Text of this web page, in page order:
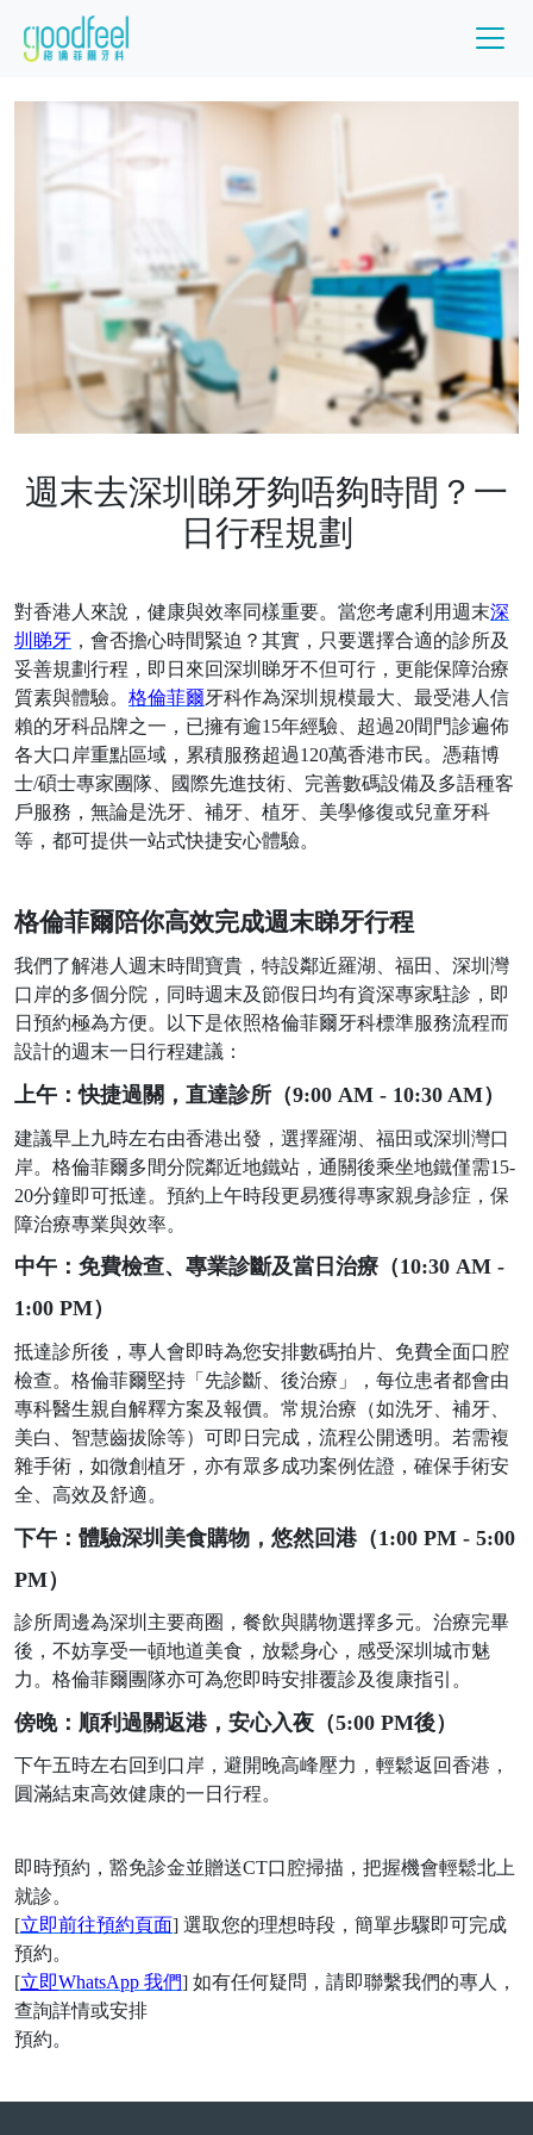
週末去深圳睇牙夠唔夠時間？一
日行程規劃
對香港人來說，健康與效率同樣重要。當您考慮利用週末深
圳睇牙 ，會否擔心時間緊迫？其實，只要選擇合適的診所及
妥善規劃行程，即日來回深圳睇牙不但可行，更能保障治療
質素與體驗。 格倫菲爾牙科作為深圳規模最大、最受港人信
賴的牙科品牌之一，已擁有逾15年經驗、超過20間門診遍佈
各大口岸重點區域，累積服務超過120萬香港市民。憑藉博
士/碩士專家團隊、國際先進技術、完善數碼設備及多語種客
戶服務，無論是洗牙、補牙、植牙、美學修復或兒童牙科
等，都可提供一站式快捷安心體驗。
格倫菲爾陪你高效完成週末睇牙行程
我們了解港人週末時間寶貴，特設鄰近羅湖、福田、深圳灣
口岸的多個分院，同時週末及節假日均有資深專家駐診，即
日預約極為方便。以下是依照格倫菲爾牙科標準服務流程而
設計的週末一日行程建議：
上午：快捷過關，直達診所（9:00 AM - 10:30 AM）
建議早上九時左右由香港出發，選擇羅湖、福田或深圳灣口
岸。格倫菲爾多間分院鄰近地鐵站，通關後乘坐地鐵僅需15-
20分鐘即可抵達。預約上午時段更易獲得專家親身診症，保
障治療專業與效率。
中午：免費檢查、專業診斷及當日治療（10:30 AM -
1:00 PM）
抵達診所後，專人會即時為您安排數碼拍片、免費全面口腔
檢查。格倫菲爾堅持「先診斷、後治療」，每位患者都會由
專科醫生親自解釋方案及報價。常規治療（如洗牙、補牙、
美白、智慧齒拔除等）可即日完成，流程公開透明。若需複
雜手術，如微創植牙，亦有眾多成功案例佐證，確保手術安
全、高效及舒適。
下午：體驗深圳美食購物，悠然回港（1:00 PM - 5:00
PM）
診所周邊為深圳主要商圈，餐飲與購物選擇多元。治療完畢
後，不妨享受一頓地道美食，放鬆身心，感受深圳城市魅
力。格倫菲爾團隊亦可為您即時安排覆診及復康指引。
傍晚：順利過關返港，安心入夜（5:00 PM後）
下午五時左右回到口岸，避開晚高峰壓力，輕鬆返回香港，
圓滿結束高效健康的一日行程。
即時預約，豁免診金並贈送CT口腔掃描，把握機會輕鬆北上
就診。
[立即前往預約頁面] 選取您的理想時段，簡單步驟即可完成
預約。
[立即WhatsApp 我們] 如有任何疑問，請即聯繫我們的專人，
查詢詳情或安排
預約。